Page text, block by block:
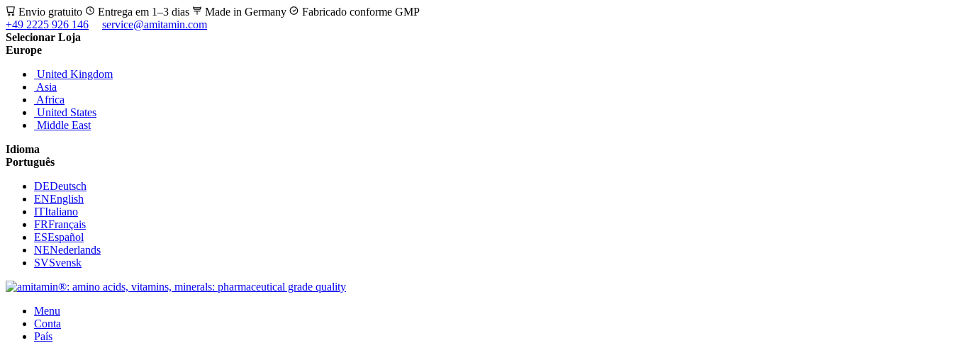
Envio gratuito Entrega em 1–3 dias Made in Germany
Fabricado conforme GMP
+49 2225 926 146
service@amitamin.com
Selecionar Loja
Europe
United Kingdom
Asia
Africa
United States
Middle East
Idioma
Português
DEDeutsch
ENEnglish
ITItaliano
FRFrançais
ESEspañol
NENederlands
SVSvensk
Menu
Conta
País